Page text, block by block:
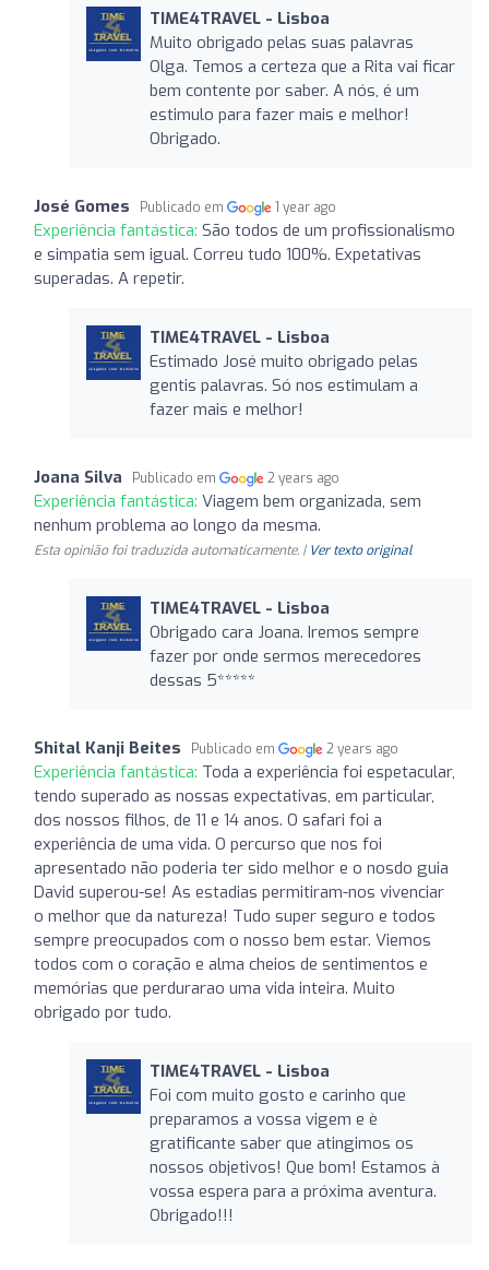
TIME4TRAVEL - Lisboa
Muito obrigado pelas suas palavras
Olga. Temos a certeza que a Rita vai ficar
bem contente por saber. A nós, é um
estimulo para fazer mais e melhor!
Obrigado.
José Gomes Publicado em 1 year ago
Experiência fantástica: São todos de um profissionalismo
e simpatia sem igual. Correu tudo 100%. Expetativas
superadas. A repetir.
TIME4TRAVEL - Lisboa
Estimado José muito obrigado pelas
gentis palavras. Só nos estimulam a
fazer mais e melhor!
Joana Silva Publicado em 2 years ago
Experiência fantástica: Viagem bem organizada, sem
nenhum problema ao longo da mesma.
Esta opinião foi traduzida automaticamente. | Ver texto original
TIME4TRAVEL - Lisboa
Obrigado cara Joana. Iremos sempre
fazer por onde sermos merecedores
dessas 5*****
Shital Kanji Beites Publicado em 2 years ago
Experiência fantástica: Toda a experiência foi espetacular,
tendo superado as nossas expectativas, em particular,
dos nossos filhos, de 11 e 14 anos. O safari foi a
experiência de uma vida. O percurso que nos foi
apresentado não poderia ter sido melhor e o nosdo guia
David superou-se! As estadias permitiram-nos vivenciar
o melhor que da natureza! Tudo super seguro e todos
sempre preocupados com o nosso bem estar. Viemos
todos com o coração e alma cheios de sentimentos e
memórias que perdurarao uma vida inteira. Muito
obrigado por tudo.
TIME4TRAVEL - Lisboa
Foi com muito gosto e carinho que
preparamos a vossa vigem e è
gratificante saber que atingimos os
nossos objetivos! Que bom! Estamos à
vossa espera para a próxima aventura.
Obrigado!!!